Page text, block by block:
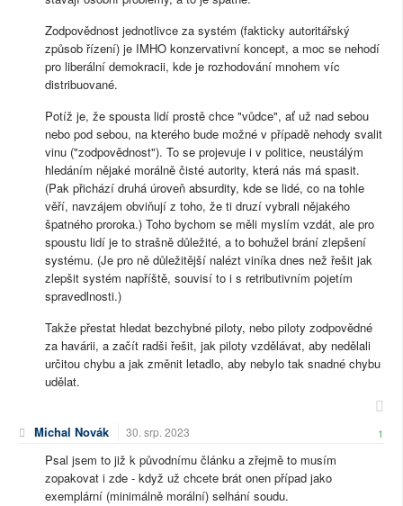
Zodpovědnost jednotlivce za systém (fakticky autoritářský
způsob řízení) je IMHO konzervativní koncept, a moc se nehodí
pro liberální demokracii, kde je rozhodování mnohem víc
distribuované.
Potíž je, že spousta lidí prostě chce "vůdce", ať už nad sebou
nebo pod sebou, na kterého bude možné v případě nehody svalit
vinu ("zodpovědnost"). To se projevuje i v politice, neustálým
hledáním nějaké morálně čisté autority, která nás má spasit.
(Pak přichází druhá úroveň absurdity, kde se lidé, co na tohle
věří, navzájem obviňují z toho, že ti druzí vybrali nějakého
špatného proroka.) Toho bychom se měli myslím vzdát, ale pro
spoustu lidí je to strašně důležité, a to bohužel brání zlepšení
systému. (Je pro ně důležitější nalézt viníka dnes než řešit jak
zlepšit systém napříště, souvisí to i s retributivním pojetím
spravedlnosti.)
Takže přestat hledat bezchybné piloty, nebo piloty zodpovědné
za havárii, a začít radši řešit, jak piloty vzdělávat, aby nedělali
určitou chybu a jak změnit letadlo, aby nebylo tak snadné chybu
udělat.
Michal Novák 30. srp. 2023 1
Psal jsem to již k původnímu článku a zřejmě to musím
zopakovat i zde - když už chcete brát onen případ jako
exemplární (minimálně morální) selhání soudu.